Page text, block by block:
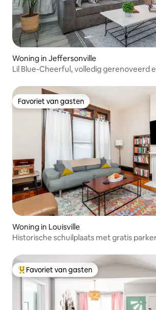
Woning in Jeffersonville
Lil Blue-Cheerful, volledig gerenoveerd
Favoriet van gasten
Favoriet van gasten
Woning in Louisville
Historische schuilplaats met gratis
Topfavoriet van gasten
Favoriet van gasten